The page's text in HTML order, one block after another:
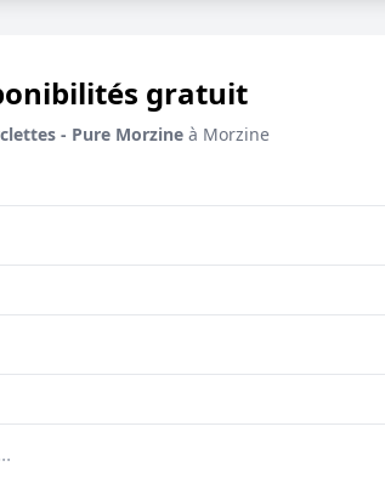
gratuit
- Pure Morzine à Morzine